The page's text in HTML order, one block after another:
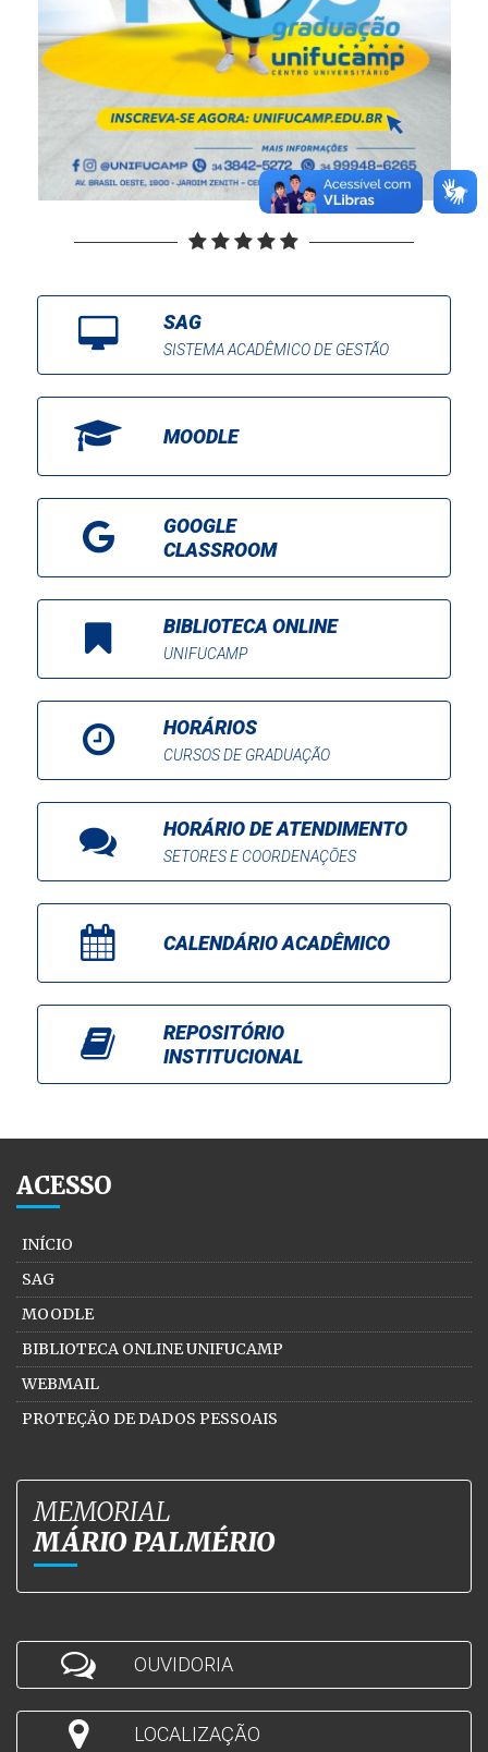
SAG
SISTEMA ACADÊMICO DE GESTÃO
MOODLE
GOOGLE
CLASSROOM
BIBLIOTECA ONLINE
UNIFUCAMP
HORÁRIOS
CURSOS DE GRADUAÇÃO
HORÁRIO DE ATENDIMENTO
SETORES E COORDENAÇÕES
CALENDÁRIO ACADÊMICO
REPOSITÓRIO
INSTITUCIONAL
ACESSO
INÍCIO
SAG
MOODLE
BIBLIOTECA ONLINE UNIFUCAMP
WEBMAIL
PROTEÇÃO DE DADOS PESSOAIS
MEMORIAL
MÁRIO PALMÉRIO
OUVIDORIA
LOCALIZAÇÃO